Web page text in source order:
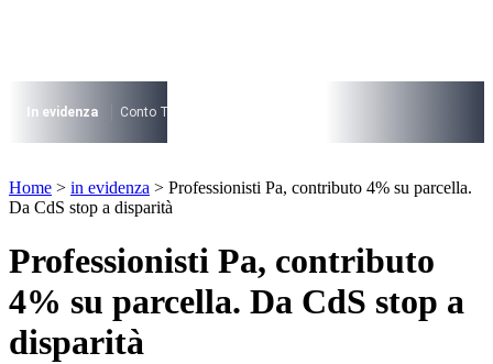
I più cercati
Lorem ipsum dolor sit amet consectetur
Lorem ipsum dolor sit amet consectetur
In evidenza Conto Termico
Lorem ipsum dolor sit amet consectetur
Home > in evidenza > Professionisti Pa, contributo 4% su parcella.
Da CdS stop a disparità
Professionisti Pa, contributo
4% su parcella. Da CdS stop a
disparità